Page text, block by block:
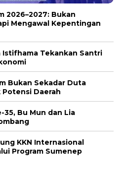
2026–2027: Bukan
Mengawal Kepentingan
Istifhama Tekankan Santri
Bukan Sekadar Duta
Daerah
35, Bu Mun dan Lia
KKN Internasional
Program Sumenep